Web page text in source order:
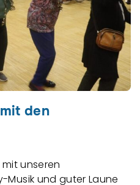
den
unseren
Musik und guter Laune